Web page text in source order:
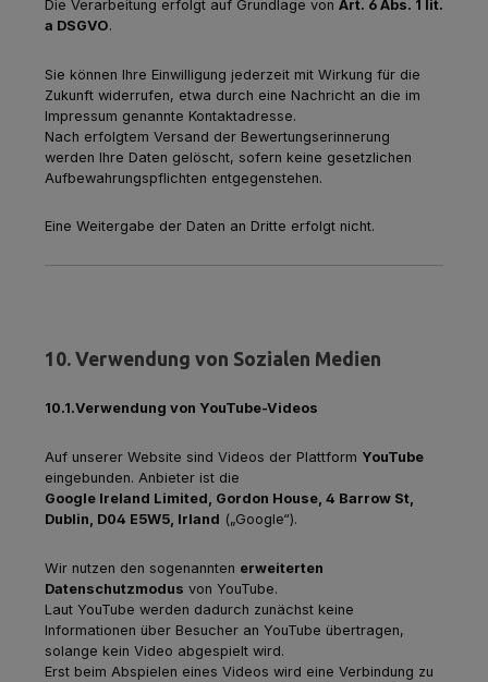
Die Verarbeitung erfolgt auf Grundlage von Art. 6 Abs. 1 lit.
a DSGVO.
Sie können Ihre Einwilligung jederzeit mit Wirkung für die
Zukunft widerrufen, etwa durch eine Nachricht an die im
Impressum genannte Kontaktadresse.
Nach erfolgtem Versand der Bewertungserinnerung
werden Ihre Daten gelöscht, sofern keine gesetzlichen
Aufbewahrungspflichten entgegenstehen.
Eine Weitergabe der Daten an Dritte erfolgt nicht.
10. Verwendung von Sozialen Medien
10.1.Verwendung von YouTube-Videos
Auf unserer Website sind Videos der Plattform YouTube
eingebunden. Anbieter ist die
Google Ireland Limited, Gordon House, 4 Barrow St,
Dublin, D04 E5W5, Irland („Google“).
Wir nutzen den sogenannten erweiterten
Datenschutzmodus von YouTube.
Laut YouTube werden dadurch zunächst keine
Informationen über Besucher an YouTube übertragen,
solange kein Video abgespielt wird.
Erst beim Abspielen eines Videos wird eine Verbindung zu